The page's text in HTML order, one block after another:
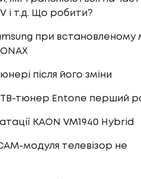
і т.д. Що робити?
при встановленому
після його зміни
тюнер Entone перший
KAON VM1940 Hybrid
модуля телевізор не